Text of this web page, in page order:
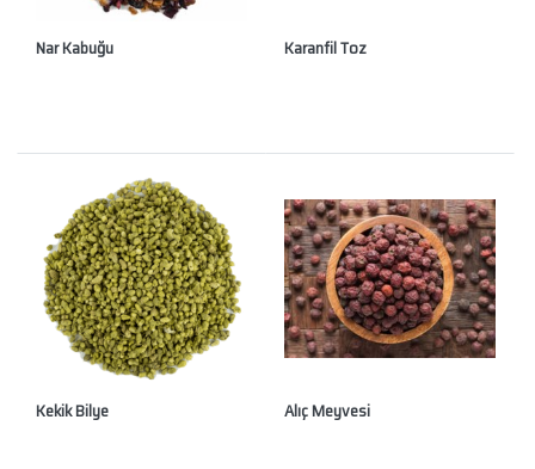
Nar Kabuğu Karanfil Toz
Kekik Bilye Alıç Meyvesi